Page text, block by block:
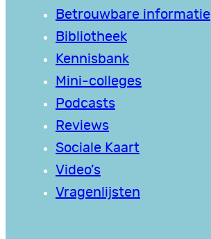
Betrouwbare informatie
Bibliotheek
Kennisbank
Mini-colleges
Podcasts
Reviews
Sociale Kaart
Video’s
Vragenlijsten